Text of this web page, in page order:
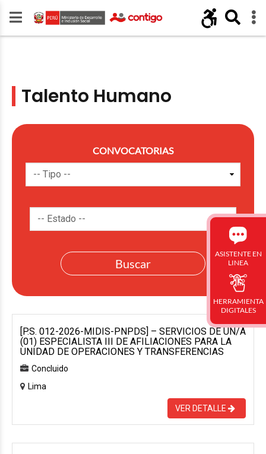
Talento Humano
CONVOCATORIAS
[P.S. 012-2026-MIDIS-PNPDS] – SERVICIOS DE UN/A
(01) ESPECIALISTA III DE AFILIACIONES PARA LA
UNIDAD DE OPERACIONES Y TRANSFERENCIAS
Concluido
Lima
VER DETALLE
ASISTENTE EN
LINEA
HERRAMIENTA
DIGITALES